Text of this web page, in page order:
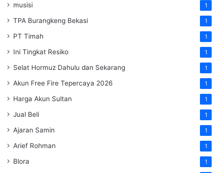
musisi 1
TPA Burangkeng Bekasi 1
PT Timah 1
Ini Tingkat Resiko 1
Selat Hormuz Dahulu dan Sekarang 1
Akun Free Fire Tepercaya 2026 1
Harga Akun Sultan 1
Jual Beli 1
Ajaran Samin 1
Arief Rohman 1
Blora 1